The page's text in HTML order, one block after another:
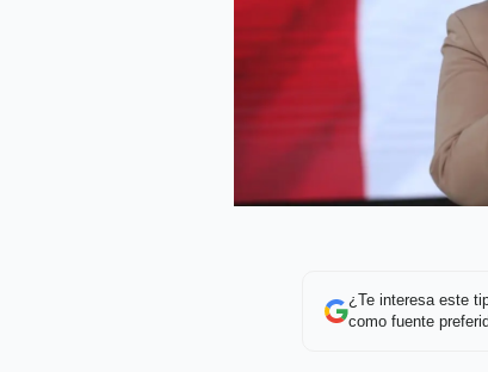
¿Te interesa este
como fuente